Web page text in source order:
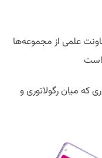
علمی از مجموعه‌ها
است
که میان رگولاتوری و